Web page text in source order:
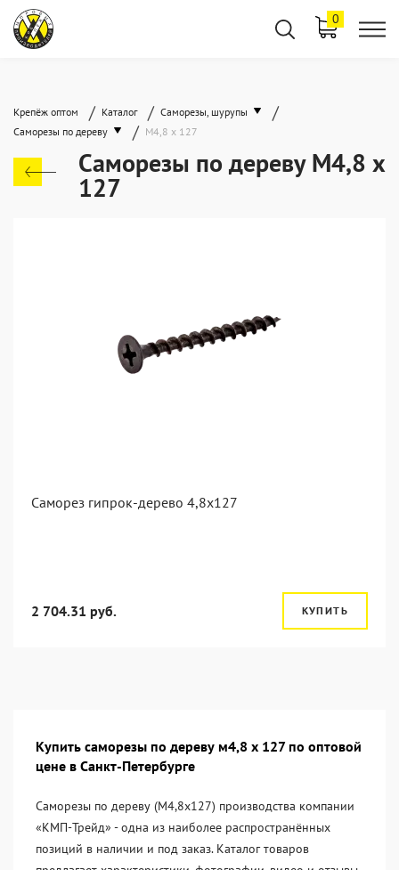
0
Крепёж оптом / Каталог / Саморезы, шурупы /
Саморезы по дереву / М4,8 х 127
Саморезы по дереву М4,8 х
127
Саморез гипрок-дерево 4,8x127
2 704.31 руб. КУПИТЬ
Купить саморезы по дереву м4,8 х 127 по оптовой
цене в Санкт-Петербурге
Саморезы по дереву (М4,8х127) производства компании
«KМП-Трейд» - одна из наиболее распространённых
позиций в наличии и под заказ. Каталог товаров